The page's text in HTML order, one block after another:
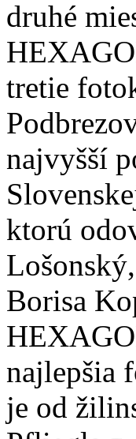
druhé
tretie
najvyšší
ktorú
Borisa
najlepšia
je od